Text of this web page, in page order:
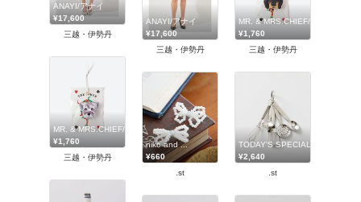
ANAYI/アナイ
¥17,600
三越・伊勢丹
ANAYI/アナイ
¥17,600
三越・伊勢丹
MR. & MRS.CHIEF/ミスターア
¥1,760
三越・伊勢丹
MR. & MRS.CHIEF/ミスターアンドミセスチーフ
¥1,760
三越・伊勢丹
niko and ...
¥660
.st
TODAY'S SPECIAL
¥2,640
.st